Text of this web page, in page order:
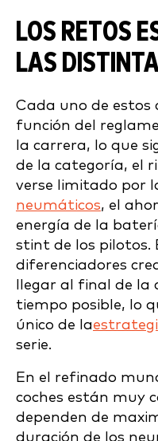
LOS RETOS
LAS
Cada uno de estos
función del
la carrera, lo que
de la categoría, el
verse limitado por
neumáticos, el
energía de la
stint de los pilotos.
diferenciadores
llegar al final de la
tiempo posible, lo
único de la
serie.
En el refinado
coches están muy
dependen de
duración de los